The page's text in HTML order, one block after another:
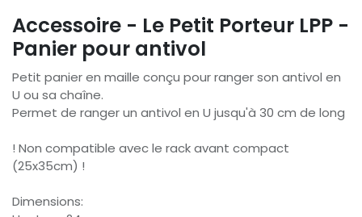
Accessoire - Le Petit Porteur LPP -
Panier pour antivol
Petit panier en maille conçu pour ranger son antivol en
U ou sa chaîne.
Permet de ranger un antivol en U jusqu'à 30 cm de long
! Non compatible avec le rack avant compact
(25x35cm) !
Dimensions: